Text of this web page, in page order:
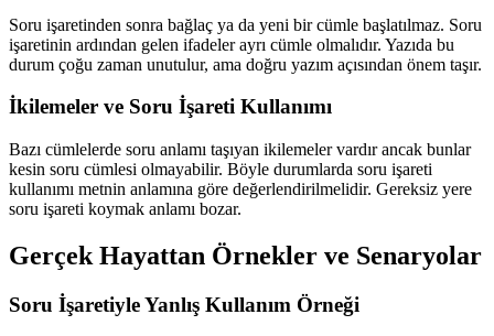
Soru işaretinden sonra bağlaç ya da yeni bir cümle başlatılmaz. Soru
işaretinin ardından gelen ifadeler ayrı cümle olmalıdır. Yazıda bu
durum çoğu zaman unutulur, ama doğru yazım açısından önem taşır.
İkilemeler ve Soru İşareti Kullanımı
Bazı cümlelerde soru anlamı taşıyan ikilemeler vardır ancak bunlar
kesin soru cümlesi olmayabilir. Böyle durumlarda soru işareti
kullanımı metnin anlamına göre değerlendirilmelidir. Gereksiz yere
soru işareti koymak anlamı bozar.
Gerçek Hayattan Örnekler ve Senaryolar
Soru İşaretiyle Yanlış Kullanım Örneği